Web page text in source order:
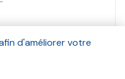
de l'Autonomie et
Fédération des
d'améliorer votre